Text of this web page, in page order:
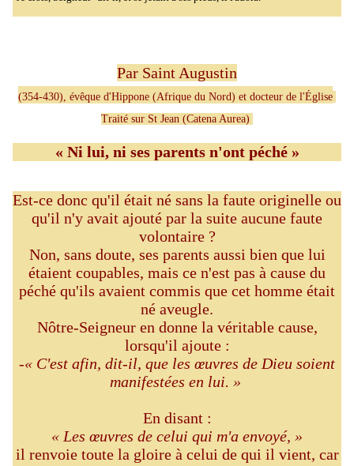
Par Saint Augustin
(354-430), évêque d'Hippone (Afrique du Nord) et docteur de l'Église
Traité sur St Jean (Catena Aurea)
« Ni lui, ni ses parents n'ont péché »
Est-ce donc qu'il était né sans la faute originelle ou
qu'il n'y avait ajouté par la suite aucune faute
volontaire ?
Non, sans doute, ses parents aussi bien que lui
étaient coupables, mais ce n'est pas à cause du
péché qu'ils avaient commis que cet homme était
né aveugle.
Nôtre-Seigneur en donne la véritable cause,
lorsqu'il ajoute :
-« C'est afin, dit-il, que les œuvres de Dieu soient
manifestées en lui. »
En disant :
« Les œuvres de celui qui m'a envoyé, »
il renvoie toute la gloire à celui de qui il vient, car